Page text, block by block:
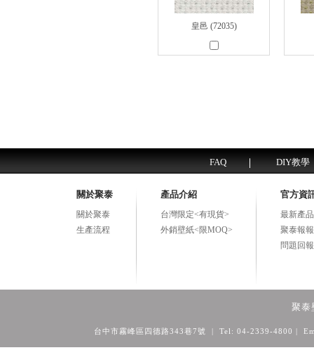
皇邑 (72035)
FAQ DIY教學
關於聚泰
關於聚泰
生產流程
產品介紹
台灣限定<有現貨>
外銷壁紙<限MOQ>
官方資
最新產
聚泰報報
問題回報
聚泰
台中市霧峰區四德路343巷7號 | Tel: 04-2339-4800 |